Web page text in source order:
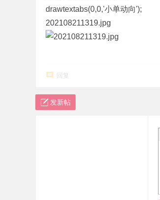
drawtextabs(0,0,'小单动向');
202108211319.jpg
回复
发新帖